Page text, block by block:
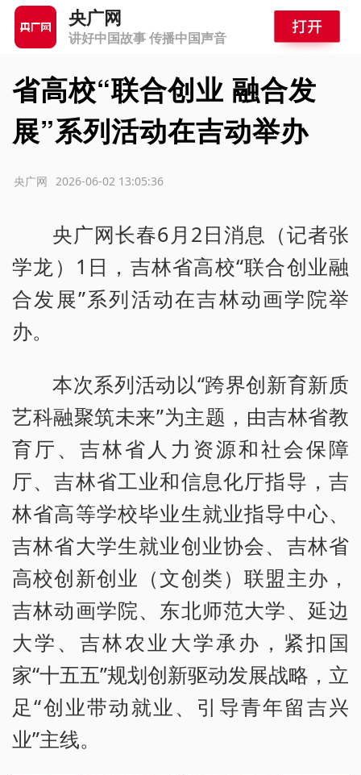
央广网
讲好中国故事 传播中国声音
省高校“联合创业 融合发
展”系列活动在吉动举办
2026-06-02 13:05:36
央广网
央广网长春6月2日消息（记者张
学龙）1日，吉林省高校“联合创业融
合发展”系列活动在吉林动画学院举
办。
本次系列活动以“跨界创新育新质
艺科融聚筑未来”为主题，由吉林省教
育厅、吉林省人力资源和社会保障
厅、吉林省工业和信息化厅指导，吉
林省高等学校毕业生就业指导中心、
吉林省大学生就业创业协会、吉林省
高校创新创业（文创类）联盟主办，
吉林动画学院、东北师范大学、延边
大学、吉林农业大学承办，紧扣国
家“十五五”规划创新驱动发展战略，立
足“创业带动就业、引导青年留吉兴
业”主线。